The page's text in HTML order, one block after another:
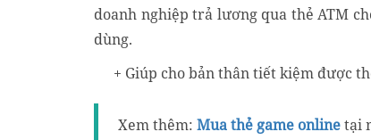
doanh nghiệp trả lương qua thẻ ATM
dùng.
+ Giúp cho bản thân tiết kiệm được
Xem thêm: Mua thẻ game onlinetại